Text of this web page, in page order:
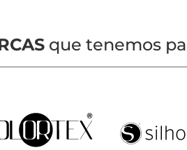
que tenemos